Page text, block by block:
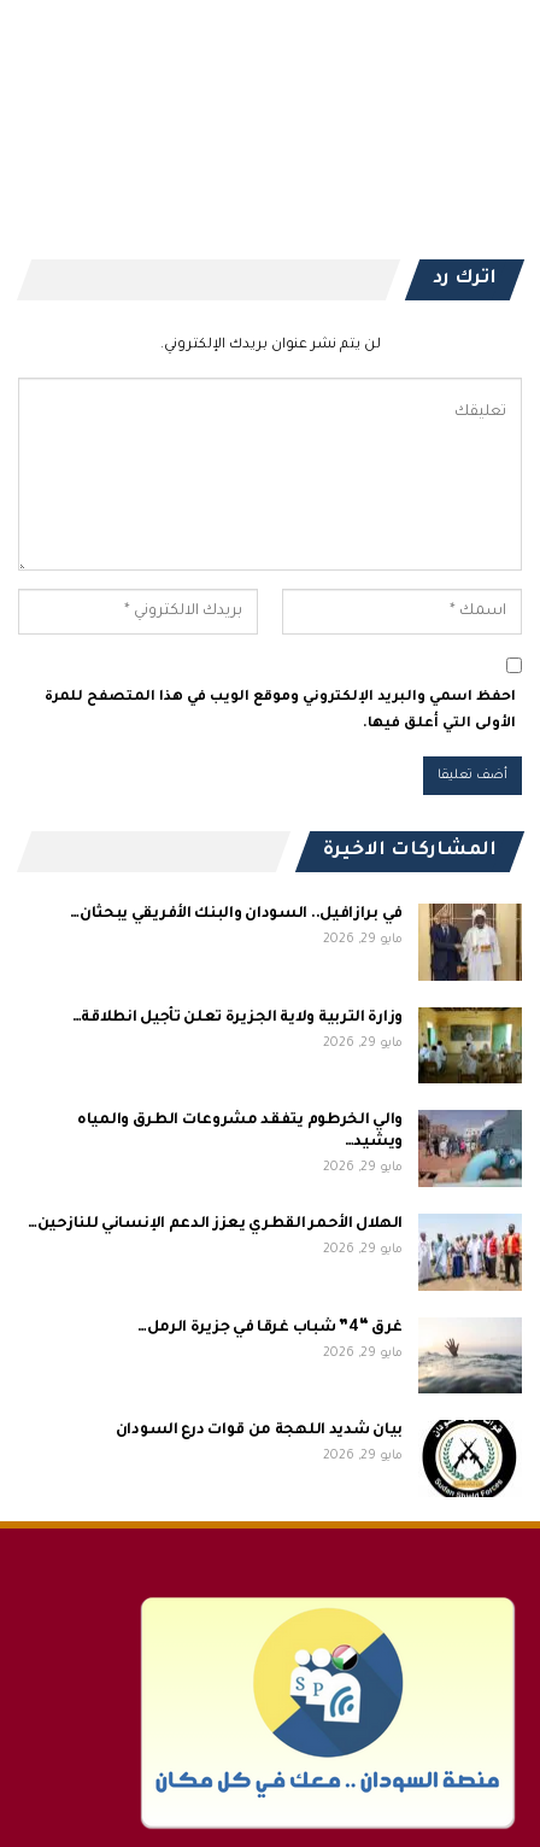
اترك رد
لن يتم نشر عنوان بريدك الإلكتروني.
احفظ اسمي والبريد الإلكتروني وموقع الويب في هذا المتصفح للمرة
الأولى التي أعلق فيها.
المشاركات الاخيرة
في برازافيل.. السودان والبنك الأفريقي يبحثان…
مايو 29, 2026
وزارة التربية ولاية الجزيرة تعلن تأجيل انطلاقة…
مايو 29, 2026
والي الخرطوم يتفقد مشروعات الطرق والمياه
ويشيد…
مايو 29, 2026
الهلال الأحمر القطري يعزز الدعم الإنساني للنازحين…
مايو 29, 2026
غرق “4” شباب غرقا في جزيرة الرمل…
مايو 29, 2026
بيان شديد اللهجة من قوات درع السودان
مايو 29, 2026